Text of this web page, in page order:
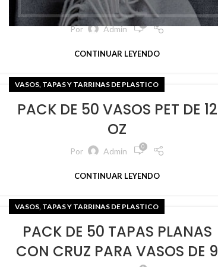
IRROMPIBLE 480CL
Por Admin
CONTINUAR LEYENDO
VASOS, TAPAS Y TARRINAS DE PLASTICO
PACK DE 50 VASOS PET DE 12
OZ
Por Admin 0
CONTINUAR LEYENDO
VASOS, TAPAS Y TARRINAS DE PLASTICO
PACK DE 50 TAPAS PLANAS
CON CRUZ PARA VASOS DE 9